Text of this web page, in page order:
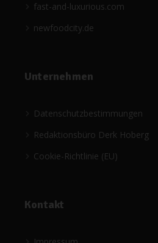
fast-and-luxurious.com
newfoodcity.de
Unternehmen
Datenschutzbestimmungen
Redaktionsbüro Derk Hoberg
Cookie-Richtlinie (EU)
Kontakt